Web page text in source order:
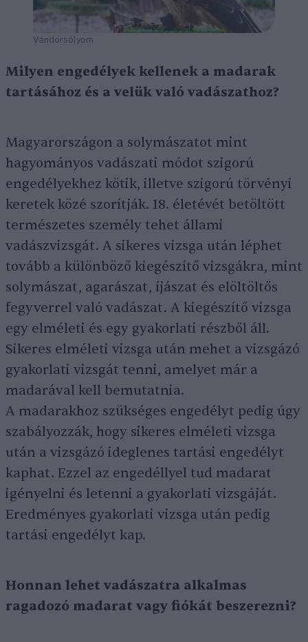
Vándorsólyom
Milyen engedélyek kellenek a madarak
tartásához és a velük való vadászathoz?
Magyarországon a solymászatot mint
hagyományos vadászati módot szigorú
engedélyekhez kötik, illetve szigorú törvényi
keretek közé szorítják. 18. életévét betöltött
természetes személy tehet állami
vadászvizsgát. A sikeres vizsga után léphet
tovább a különböző kiegészítő vizsgákra, mint
solymászat, agarászat, íjászat és elöltöltős
fegyverrel való vadászat. A kiegészítő vizsga
egy elméleti és egy gyakorlati részből áll.
Sikeres elméleti vizsga után mehet a vizsgázó
gyakorlati vizsgát tenni, amelyet már a
madarával kell bemutatnia.
A madarakhoz szükséges engedélyt pedig úgy
szabályozzák, hogy sikeres elméleti vizsga
után a vizsgázó ideglenes tartási engedélyt
kaphat. Ezzel az engedéllyel tud madarat
igényelni és letenni a gyakorlati vizsgáját.
Eredményes gyakorlati vizsga után pedig
tartási engedélyt kap.
Honnan lehet vadászatra alkalmas
ragadozó madarat vagy fiókát beszerezni?